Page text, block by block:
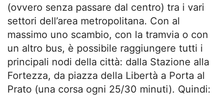
(ovvero senza passare dal centro) tra i vari
settori dell’area metropolitana. Con al
massimo uno scambio, con la tramvia o con
un altro bus, è possibile raggiungere tutti i
principali nodi della città: dalla Stazione alla
Fortezza, da piazza della Libertà a Porta al
Prato (una corsa ogni 25/30 minuti). Quindi: